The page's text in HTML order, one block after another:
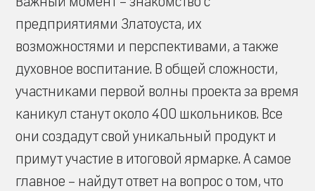
предприятиями Златоуста, их
возможностями и перспективами, а также
духовное воспитание. В общей сложности,
участниками первой волны проекта за время
каникул станут около 400 школьников. Все
они создадут свой уникальный продукт и
примут участие в итоговой ярмарке. А самое
главное – найдут ответ на вопрос о том, что